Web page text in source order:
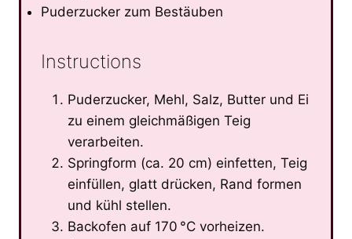
Puderzucker zum Bestäuben
Instructions
Puderzucker, Mehl, Salz, Butter und Ei
zu einem gleichmäßigen Teig
verarbeiten.
Springform (ca. 20 cm) einfetten, Teig
einfüllen, glatt drücken, Rand formen
und kühl stellen.
Backofen auf 170 °C vorheizen.